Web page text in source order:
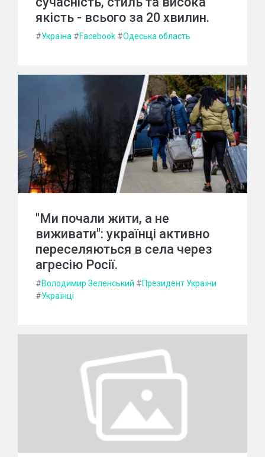
якість - всього за 20 хвилин.
#Україна #Facebook #Одеська область
"Ми почали жити, а не
виживати": українці активно
переселяються в села через
агресію Росії.
#Володимир Зеленський #Президент України
#Українці